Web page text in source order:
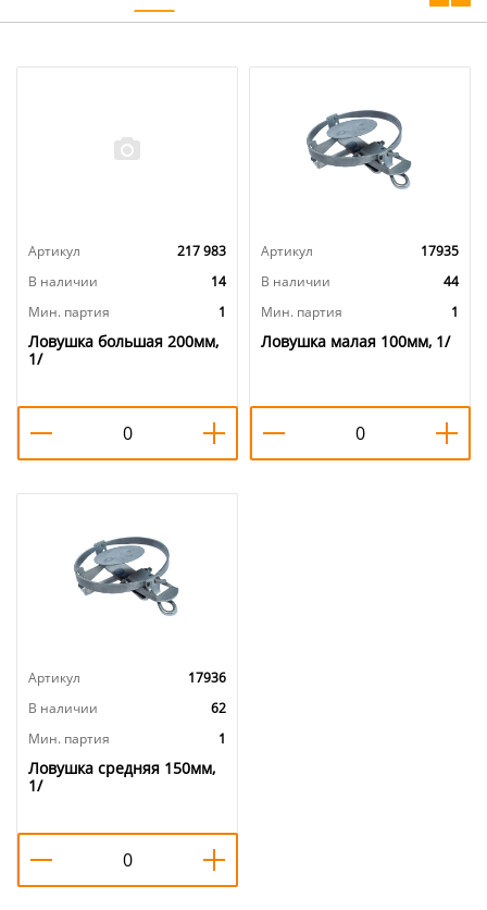
Артикул
217 983
В наличии
14
Мин. партия
1
Ловушка большая 200мм,
1/
Артикул
17935
В наличии
44
Мин. партия
1
Ловушка малая 100мм, 1/
Артикул
17936
В наличии
62
Мин. партия
1
Ловушка средняя 150мм,
1/